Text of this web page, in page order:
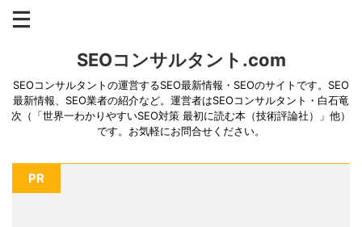
SEOコンサルタント.com
SEOコンサルタントの運営するSEO最新情報・SEOのサイトです。SEO
最新情報、SEO業者の紹介など。運営者はSEOコンサルタント・白石竜
次（「世界一わかりやすいSEO対策 最初に読む本（技術評論社）」他）
です。お気軽にお問合せください。
PR